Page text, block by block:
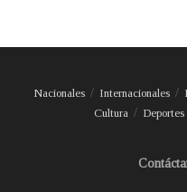
Nacionales Internacionales
Cultura
Deportes